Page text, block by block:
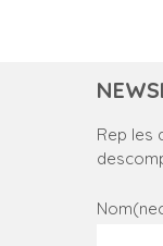
Rep les
Nom